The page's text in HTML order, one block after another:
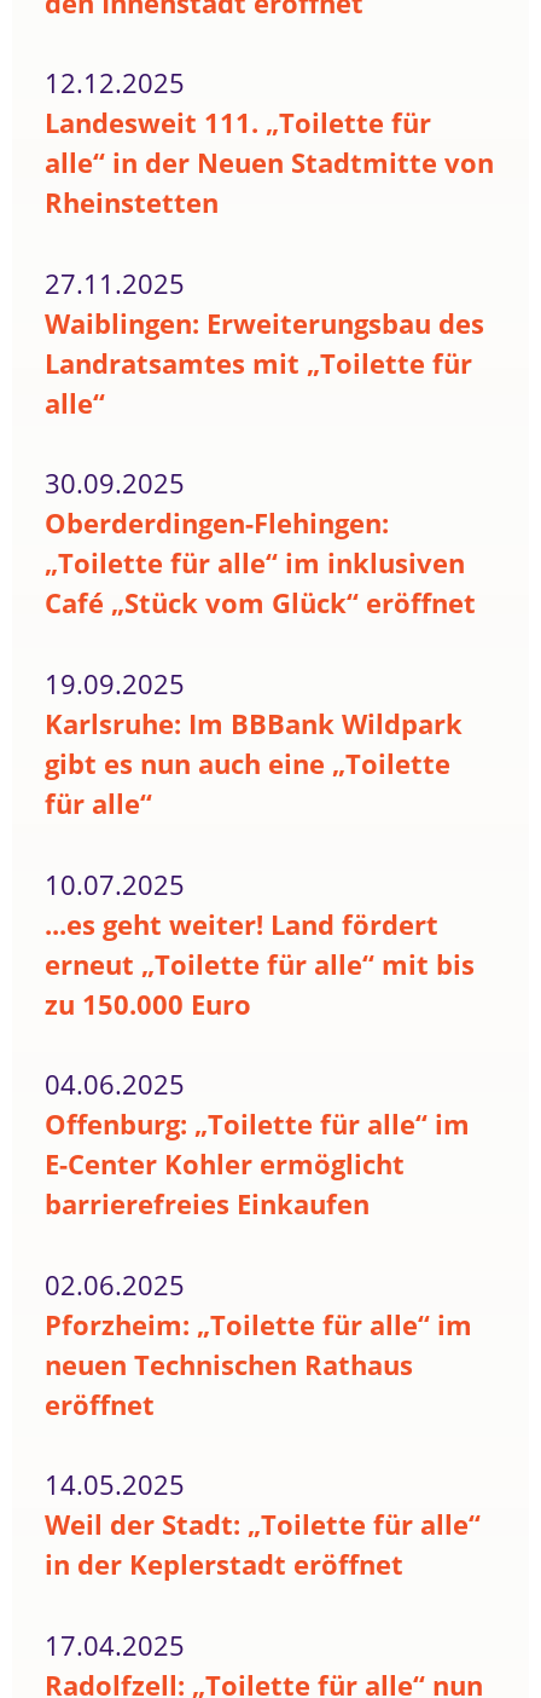
12.12.2025
Landesweit 111. „Toilette für
alle“ in der Neuen Stadtmitte von
Rheinstetten
27.11.2025
Waiblingen: Erweiterungsbau des
Landratsamtes mit „Toilette für
alle“
30.09.2025
Oberderdingen-Flehingen:
„Toilette für alle“ im inklusiven
Café „Stück vom Glück“ eröffnet
19.09.2025
Karlsruhe: Im BBBank Wildpark
gibt es nun auch eine „Toilette
für alle“
10.07.2025
...es geht weiter! Land fördert
erneut „Toilette für alle“ mit bis
zu 150.000 Euro
04.06.2025
Offenburg: „Toilette für alle“ im
E-Center Kohler ermöglicht
barrierefreies Einkaufen
02.06.2025
Pforzheim: „Toilette für alle“ im
neuen Technischen Rathaus
eröffnet
14.05.2025
Weil der Stadt: „Toilette für alle“
in der Keplerstadt eröffnet
17.04.2025
Radolfzell: „Toilette für alle“ nun